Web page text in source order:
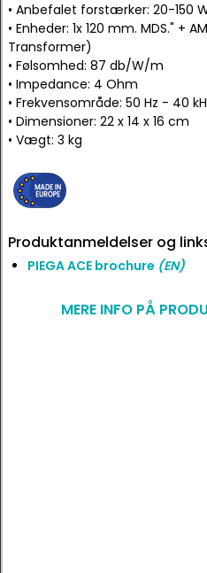
• Anbefalet forstærker: 20-150
• Enheder: 1x 120 mm. MDS." +
Transformer)
• Følsomhed: 87 db/W/m
• Impedance: 4 Ohm
• Frekvensområde: 50 Hz - 40
• Dimensioner: 22 x 14 x 16 cm
• Vægt: 3 kg
Produktanmeldelser og
PIEGA ACE brochure (EN)
MERE INFO PÅ